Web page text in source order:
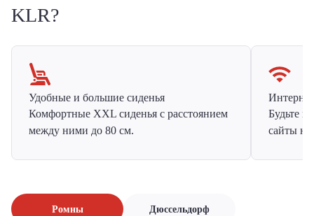
KLR?
Удобные и большие сиденья
Комфортные XXL сиденья с расстоянием
между ними до 80 см.
Будьте
сайты на
Ромны Дюссельдорф